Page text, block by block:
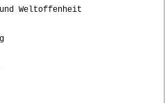
Weltoffenheit